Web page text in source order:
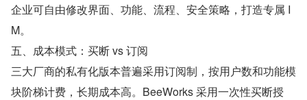
企业可自由修改界面、功能、流程、安全策略，打造专属 I
M。
五、成本模式：买断 vs 订阅
三大厂商的私有化版本普遍采用订阅制，按用户数和功能模
块阶梯计费，长期成本高。BeeWorks 采用一次性买断授